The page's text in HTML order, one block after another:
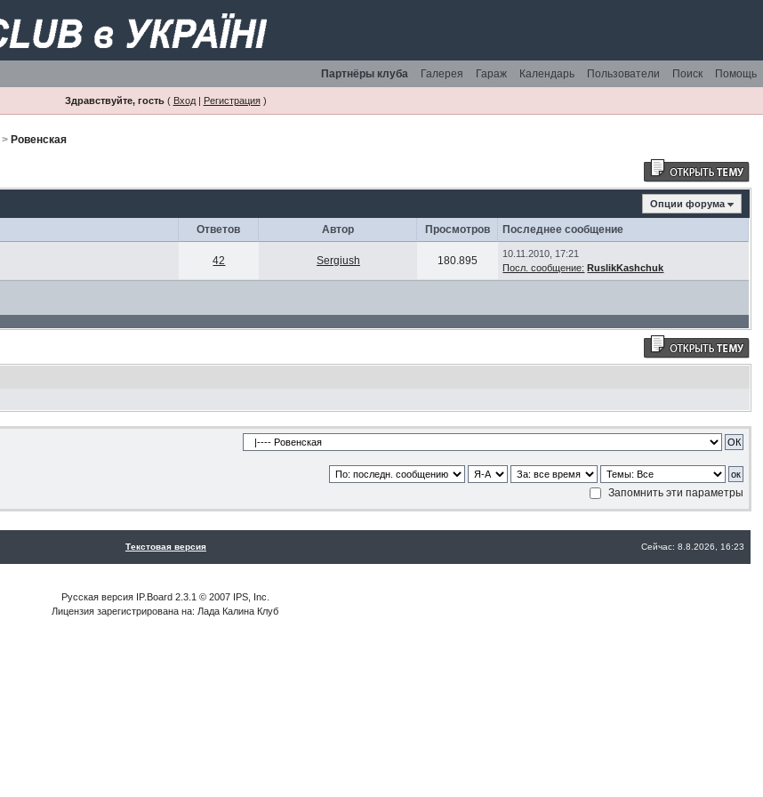
Помощь
Поиск
Пользователи
Календарь
Гараж
Галерея
Партнёры клуба
Здравствуйте, гость( Вход| Регистрация)
> Ровенская
Опции форума
Ответов Автор Просмотров Последнее сообщение
42 Sergiush 180.895
10.11.2010, 17:21
Посл. сообщение: RuslikKashchuk
Запомнить эти параметры
Текстовая версия Сейчас: 8.8.2026, 16:23
Русская версия IP.Board 2.3.1 © 2007 IPS, Inc.
Лицензия зарегистрирована на: Лада Калина Клуб